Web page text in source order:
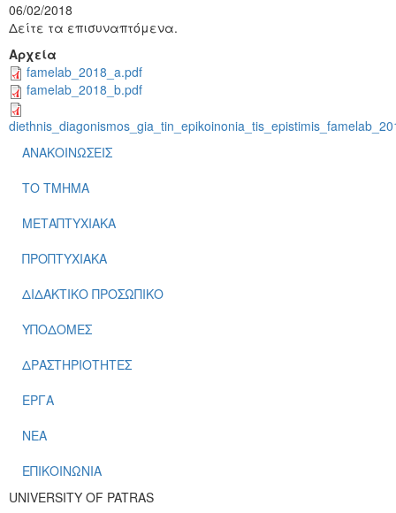
06/02/2018
Δείτε τα επισυναπτόμενα.
Αρχεία
famelab_2018_a.pdf
famelab_2018_b.pdf
ΑΝΑΚΟΙΝΩΣΕΙΣ
ΤΟ ΤΜΗΜΑ
ΜΕΤΑΠΤΥΧΙΑΚΑ
ΠΡΟΠΤΥΧΙΑΚΑ
ΔΙΔΑΚΤΙΚΟ ΠΡΟΣΩΠΙΚΟ
ΥΠΟΔΟΜΕΣ
ΔΡΑΣΤΗΡΙΟΤΗΤΕΣ
ΕΡΓΑ
ΝΕΑ
ΕΠΙΚΟΙΝΩΝΙΑ
UNIVERSITY OF PATRAS